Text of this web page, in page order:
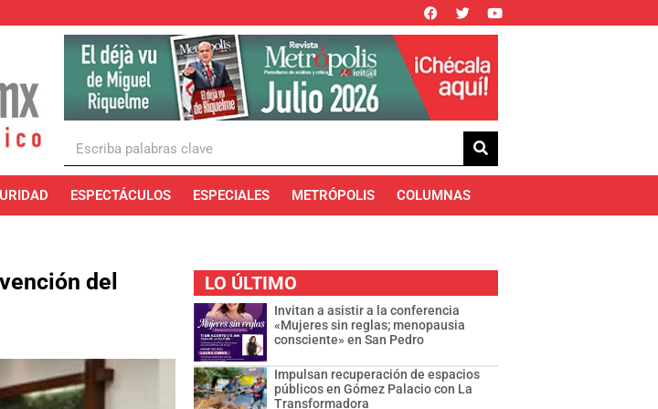
ESPECTÁCULOS ESPECIALES METRÓPOLIS COLUMNAS
del
LO ÚLTIMO
Invitan a asistir a la conferencia
«Mujeres sin reglas; menopausia
consciente» en San Pedro
Impulsan recuperación de espacios
públicos en Gómez Palacio con La
Transformadora